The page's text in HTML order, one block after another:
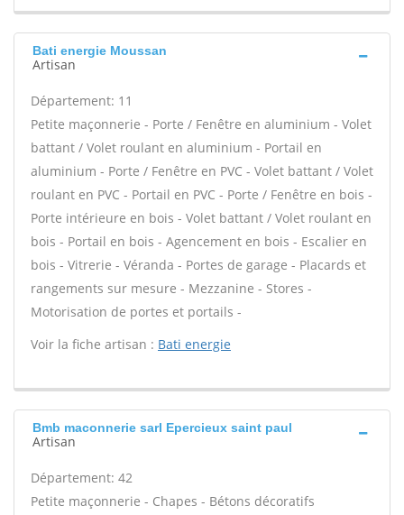
Bati energie Moussan
Artisan
Département: 11
Petite maçonnerie - Porte / Fenêtre en aluminium - Volet
battant / Volet roulant en aluminium - Portail en
aluminium - Porte / Fenêtre en PVC - Volet battant / Volet
roulant en PVC - Portail en PVC - Porte / Fenêtre en bois -
Porte intérieure en bois - Volet battant / Volet roulant en
bois - Portail en bois - Agencement en bois - Escalier en
bois - Vitrerie - Véranda - Portes de garage - Placards et
rangements sur mesure - Mezzanine - Stores -
Motorisation de portes et portails -
Voir la fiche artisan : Bati energie
Bmb maconnerie sarl Epercieux saint paul
Artisan
Département: 42
Petite maçonnerie - Chapes - Bétons décoratifs